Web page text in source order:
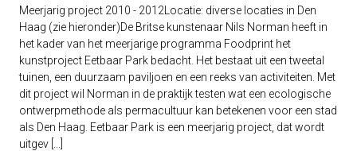
Meerjarig project 2010 - 2012Locatie: diverse locaties in Den
Haag (zie hieronder)De Britse kunstenaar Nils Norman heeft in
het kader van het meerjarige programma Foodprint het
kunstproject Eetbaar Park bedacht. Het bestaat uit een tweetal
tuinen, een duurzaam paviljoen en een reeks van activiteiten. Met
dit project wil Norman in de praktijk testen wat een ecologische
ontwerpmethode als permacultuur kan betekenen voor een stad
als Den Haag. Eetbaar Park is een meerjarig project, dat wordt
uitgev [...]